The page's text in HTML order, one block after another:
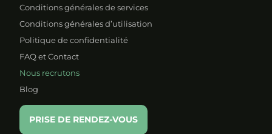
Conditions générales de services
Conditions générales d’utilisation
Politique de confidentialité
FAQ et Contact
Nous recrutons
Blog
PRISE DE RENDEZ-VOUS